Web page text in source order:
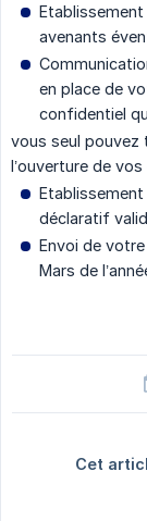
avenants
en place de
confidentiel
vous seul pouvez
l’ouverture de
déclaratif
Envoi de
Mars de
Cet